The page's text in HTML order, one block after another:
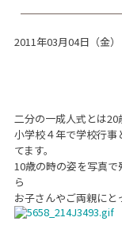
2011年03月04日（金）
二分の一成人式とは20
小学校４年で学校行事
てます。
10歳の時の姿を写真
ら
お子さんやご両親にと